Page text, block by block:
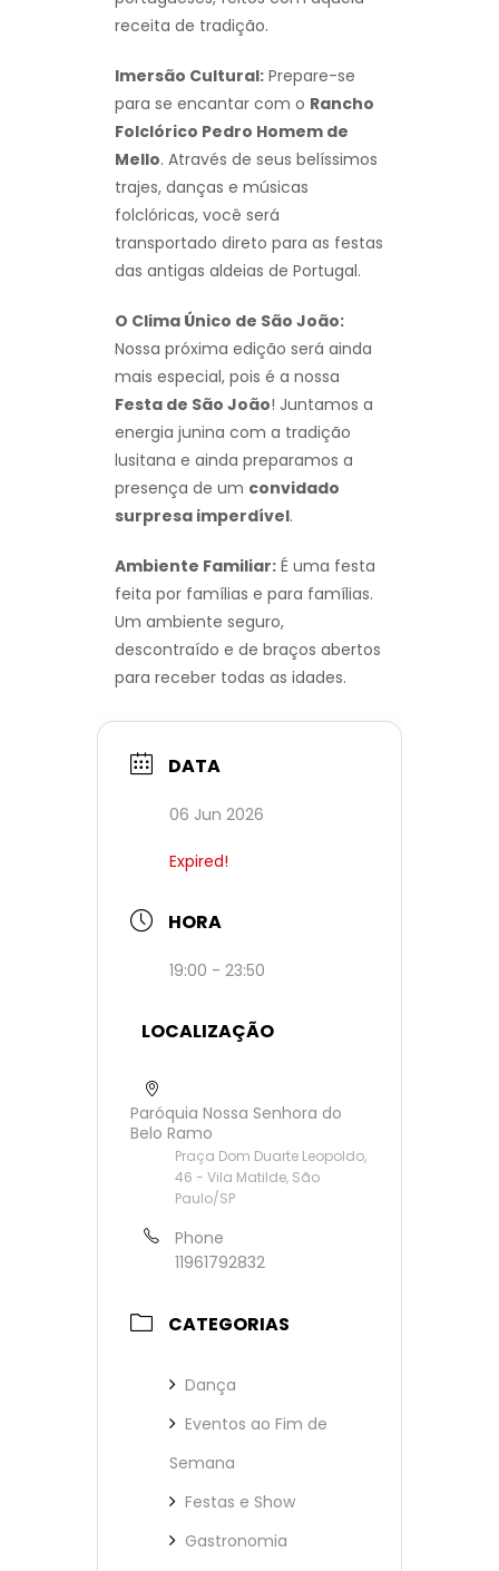
receita de tradição.
Imersão Cultural: Prepare-se
para se encantar com o Rancho
Folclórico Pedro Homem de
Mello. Através de seus belíssimos
trajes, danças e músicas
folclóricas, você será
transportado direto para as festas
das antigas aldeias de Portugal.
O Clima Único de São João:
Nossa próxima edição será ainda
mais especial, pois é a nossa
Festa de São João! Juntamos a
energia junina com a tradição
lusitana e ainda preparamos a
presença de um convidado
surpresa imperdível.
Ambiente Familiar: É uma festa
feita por famílias e para famílias.
Um ambiente seguro,
descontraído e de braços abertos
para receber todas as idades.
DATA
06 Jun 2026
Expired!
HORA
19:00 - 23:50
LOCALIZAÇÃO
Paróquia Nossa Senhora do
Belo Ramo
Praça Dom Duarte Leopoldo,
46 - Vila Matilde, São
Paulo/SP
Phone
11961792832
CATEGORIAS
Dança
Eventos ao Fim de
Semana
Festas e Show
Gastronomia